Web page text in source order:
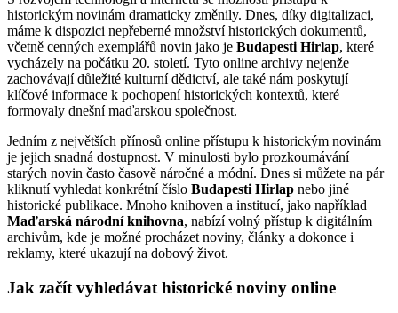
historickým novinám dramaticky změnily. Dnes, díky digitalizaci,
máme k dispozici nepřeberné množství historických dokumentů,
včetně cenných exemplářů novin jako je Budapesti Hirlap, které
vycházely na počátku 20. století. Tyto online archivy nejenže
zachovávají důležité kulturní dědictví, ale také nám poskytují
klíčové informace k pochopení historických kontextů, které
formovaly dnešní maďarskou společnost.
Jedním z největších přínosů online přístupu k historickým novinám
je jejich snadná dostupnost. V minulosti bylo prozkoumávání
starých novin často časově náročné a módní. Dnes si můžete na pár
kliknutí vyhledat konkrétní číslo Budapesti Hirlap nebo jiné
historické publikace. Mnoho knihoven a institucí, jako například
Maďarská národní knihovna, nabízí volný přístup k digitálním
archivům, kde je možné procházet noviny, články a dokonce i
reklamy, které ukazují na dobový život.
Jak začít vyhledávat historické noviny online